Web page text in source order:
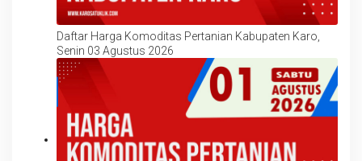
Daftar Harga Komoditas Pertanian Kabupaten Karo,
Senin 03 Agustus 2026